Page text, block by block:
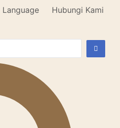
Language Hubungi Kami